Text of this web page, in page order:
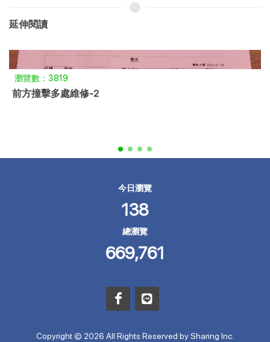
延伸閱讀
瀏覽數：4887
原廠門側垃圾桶
今日瀏覽
138
總瀏覽
669,761
Copyright © 2026 All Rights Reserved by Sharing Inc.